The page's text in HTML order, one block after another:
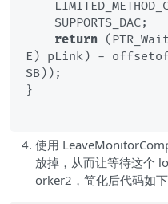
return
E) pLink) -
SB));
}
使用
放掉，从而让等待这个
orker2，简化后代码如下